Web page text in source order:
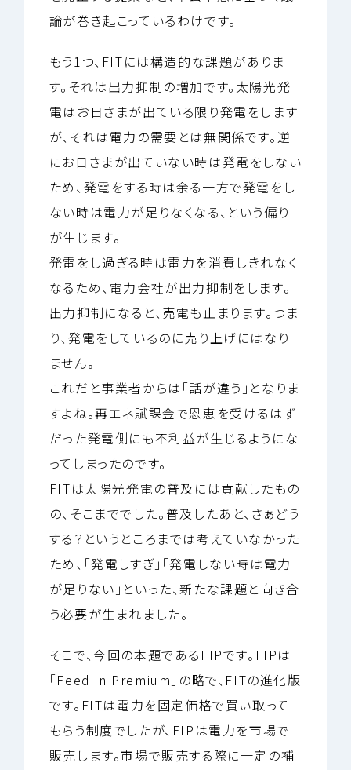
論が巻き起こっているわけです。
もう1つ、FITには構造的な課題がありま
す。それは出力抑制の増加です。太陽光発
電はお日さまが出ている限り発電をします
が、それは電力の需要とは無関係です。逆
にお日さまが出ていない時は発電をしない
ため、発電をする時は余る一方で発電をし
ない時は電力が足りなくなる、という偏り
が生じます。
発電をし過ぎる時は電力を消費しきれなく
なるため、電力会社が出力抑制をします。
出力抑制になると、売電も止まります。つま
り、発電をしているのに売り上げにはなり
ません。
これだと事業者からは「話が違う」となりま
すよね。再エネ賦課金で恩恵を受けるはず
だった発電側にも不利益が生じるようにな
ってしまったのです。
FITは太陽光発電の普及には貢献したもの
の、そこまででした。普及したあと、さぁどう
する？というところまでは考えていなかった
ため、「発電しすぎ」「発電しない時は電力
が足りない」といった、新たな課題と向き合
う必要が生まれました。
そこで、今回の本題であるFIPです。FIPは
「Feed in Premium」の略で、FITの進化版
です。FITは電力を固定価格で買い取って
もらう制度でしたが、FIPは電力を市場で
販売します。市場で販売する際に一定の補